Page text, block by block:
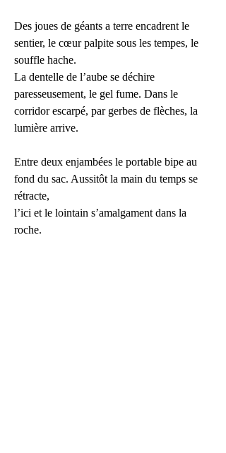
Des joues de géants a terre encadrent le
sentier, le cœur palpite sous les tempes, le
souffle hache.
La dentelle de l’aube se déchire
paresseusement, le gel fume. Dans le
corridor escarpé, par gerbes de flèches, la
lumière arrive.
Entre deux enjambées le portable bipe au
fond du sac. Aussitôt la main du temps se
rétracte,
l’ici et le lointain s’amalgament dans la
roche.